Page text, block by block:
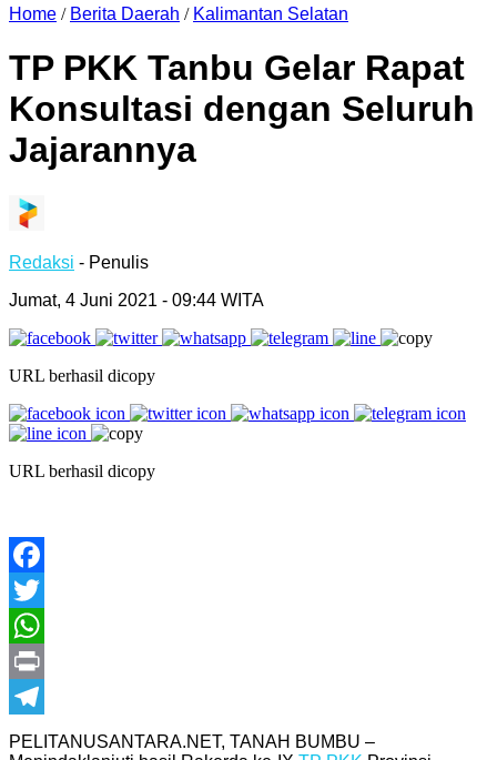
Home / Berita Daerah / Kalimantan Selatan
TP PKK Tanbu Gelar Rapat
Konsultasi dengan Seluruh
Jajarannya
Redaksi - Penulis
Jumat, 4 Juni 2021 - 09:44 WITA
URL berhasil dicopy
URL berhasil dicopy
Facebook
Twitter
WhatsApp
Print
Telegram
PELITANUSANTARA.NET, TANAH BUMBU –